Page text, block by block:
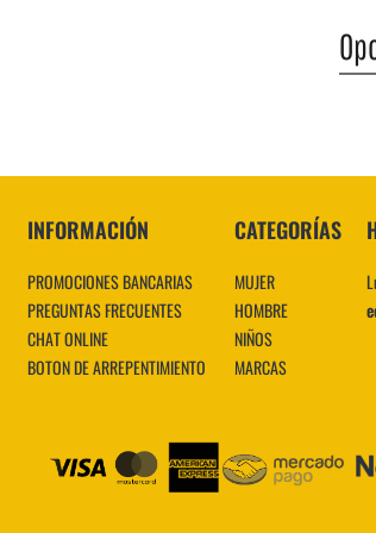
INFORMACIÓN
PROMOCIONES BANCARIAS
PREGUNTAS FRECUENTES
CHAT ONLINE
BOTON DE ARREPENTIMIENTO
CATEGORÍAS
MUJER
HOMBRE
NIÑOS
MARCAS